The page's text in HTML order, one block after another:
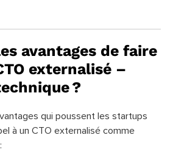
avantages de faire
externalisé –
?
qui poussent les startups
à un CTO externalisé comme